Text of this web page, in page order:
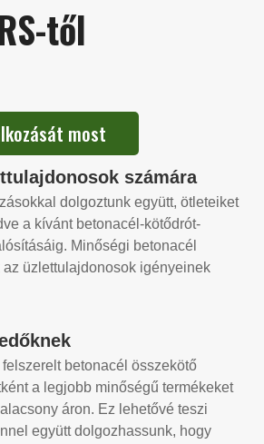
től
most
számára
dolgoztunk együtt, ötleteiket
a kívánt betonacél-kötődrót-
Minőségi betonacél
üzlettulajdonosok igényeinek
betonacél összekötő
a legjobb minőségű termékeket
áron. Ez lehetővé teszi
együtt dolgozhassunk, hogy